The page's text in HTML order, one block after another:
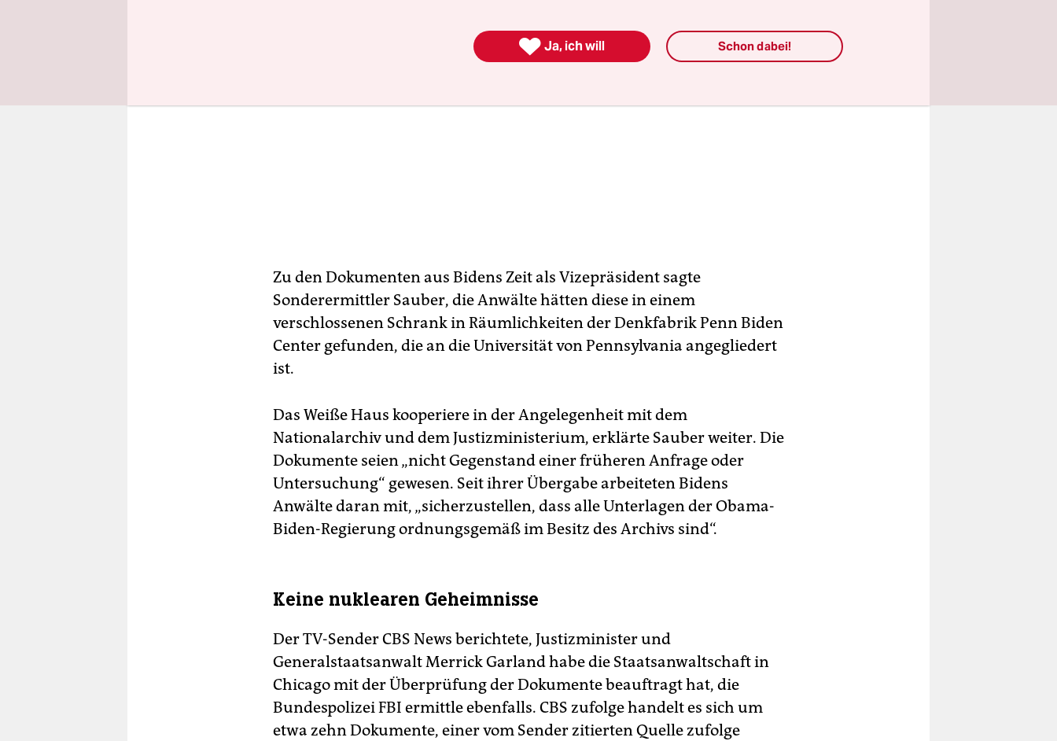
Zu den Dokumenten aus Bidens Zeit als Vizepräsident sagte
Sonderermittler Sauber, die Anwälte hätten diese in einem
verschlossenen Schrank in Räumlichkeiten der Denkfabrik Penn Biden
Center gefunden, die an die Universität von Pennsylvania angegliedert
ist.
Das Weiße Haus kooperiere in der Angelegenheit mit dem
Nationalarchiv und dem Justizministerium, erklärte Sauber weiter. Die
Dokumente seien „nicht Gegenstand einer früheren Anfrage oder
Untersuchung“ gewesen. Seit ihrer Übergabe arbeiteten Bidens
Anwälte daran mit, „sicherzustellen, dass alle Unterlagen der Obama-
Biden-Regierung ordnungsgemäß im Besitz des Archivs sind“.
Keine nuklearen Geheimnisse
Der TV-Sender CBS News berichtete, Justizminister und
Generalstaatsanwalt Merrick Garland habe die Staatsanwaltschaft in
Chicago mit der Überprüfung der Dokumente beauftragt hat, die
Bundespolizei FBI ermittle ebenfalls. CBS zufolge handelt es sich um
etwa zehn Dokumente, einer vom Sender zitierten Quelle zufolge
 Ja, ich will Schon dabei!